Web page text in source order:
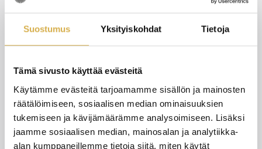
Suostumus Yksityiskohdat Tietoja
Tämä sivusto käyttää evästeitä
Käytämme evästeitä tarjoamamme sisällön ja mainosten
räätälöimiseen, sosiaalisen median ominaisuuksien
tukemiseen ja kävijämäärämme analysoimiseen. Lisäksi
jaamme sosiaalisen median, mainosalan ja analytiikka-
alan kumppaneillemme tietoja siitä, miten käytät
Pedagoginen tiedonsiirto